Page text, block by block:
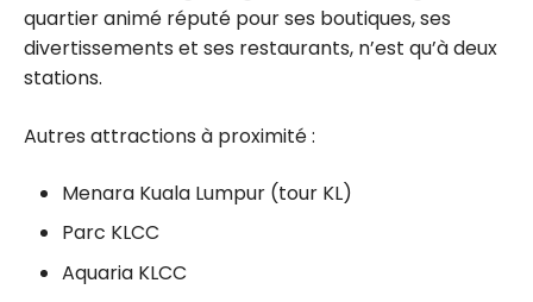
quartier animé réputé pour ses boutiques, ses
divertissements et ses restaurants, n’est qu’à deux
stations.
Autres attractions à proximité :
Menara Kuala Lumpur (tour KL)
Parc KLCC
Aquaria KLCC